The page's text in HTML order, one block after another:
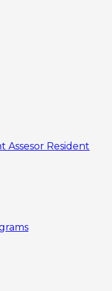
Assesor Resident